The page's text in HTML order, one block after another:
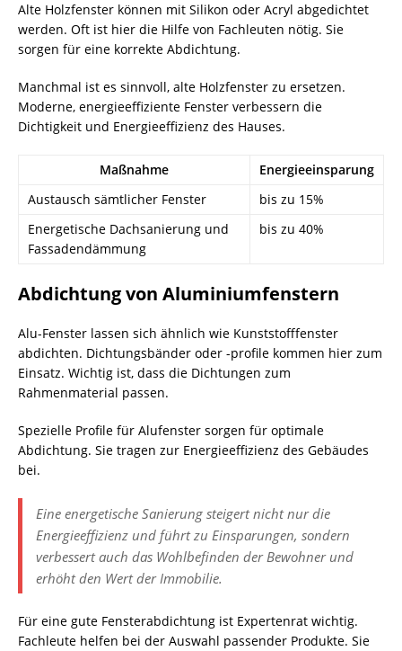
Alte Holzfenster können mit Silikon oder Acryl abgedichtet
werden. Oft ist hier die Hilfe von Fachleuten nötig. Sie
sorgen für eine korrekte Abdichtung.
Manchmal ist es sinnvoll, alte Holzfenster zu ersetzen.
Moderne, energieeffiziente Fenster verbessern die
Dichtigkeit und Energieeffizienz des Hauses.
Maßnahme
Energieeinsparung
Austausch sämtlicher Fenster
bis zu 15%
Energetische Dachsanierung und
Fassadendämmung
bis zu 40%
Abdichtung von Aluminiumfenstern
Alu-Fenster lassen sich ähnlich wie Kunststofffenster
abdichten. Dichtungsbänder oder -profile kommen hier zum
Einsatz. Wichtig ist, dass die Dichtungen zum
Rahmenmaterial passen.
Spezielle Profile für Alufenster sorgen für optimale
Abdichtung. Sie tragen zur Energieeffizienz des Gebäudes
bei.
Eine energetische Sanierung steigert nicht nur die
Energieeffizienz und führt zu Einsparungen, sondern
verbessert auch das Wohlbefinden der Bewohner und
erhöht den Wert der Immobilie.
Für eine gute Fensterabdichtung ist Expertenrat wichtig.
Fachleute helfen bei der Auswahl passender Produkte. Sie